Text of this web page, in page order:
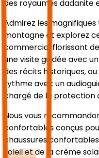
des royaumes dadanite
Admirez les
montagne et explorez
commercial florissant
une visite guidée avec
des récits historiques,
rythme avec un
chargé de la protection
Nous vous
confortables conçus
chaussures
soleil et de la crème